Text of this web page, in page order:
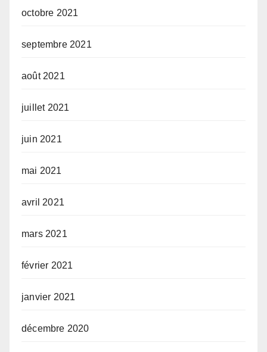
octobre 2021
septembre 2021
août 2021
juillet 2021
juin 2021
mai 2021
avril 2021
mars 2021
février 2021
janvier 2021
décembre 2020